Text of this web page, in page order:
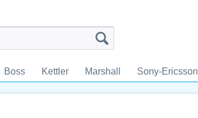
Boss Kettler Marshall Sony-Ericsson